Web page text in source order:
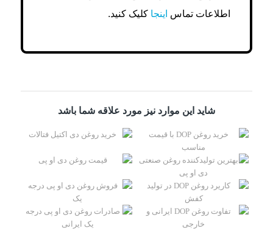
اطلاعات تماس اینجا کلیک کنید.
شاید این موارد نیز مورد علاقه شما باشد